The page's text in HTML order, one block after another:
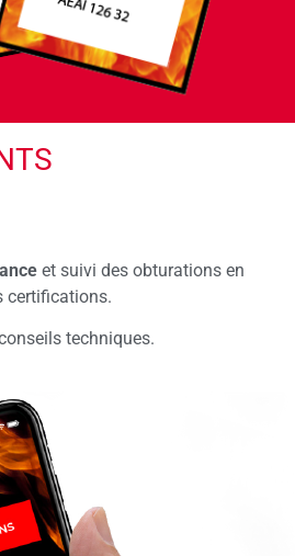
et suivi des obturations en
certifications.
techniques.